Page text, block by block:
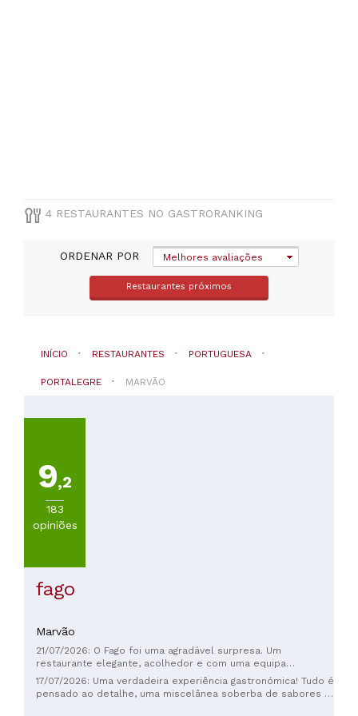
4 RESTAURANTES NO GASTRORANKING
ORDENAR POR Melhores avaliações
Restaurantes próximos
INÍCIO RESTAURANTES PORTUGUESA
PORTALEGRE MARVÃO
9,2
183
opiniões
fago
Marvão
21/07/2026: O Fago foi uma agradável surpresa. Um
restaurante elegante, acolhedor e com uma equipa
extremamente simpática e atenciosa. A verdadeira estrela é,
sem dúvida, a comida. Com uma carta simples e bem
pensada, assente em apenas três pratos principais —
17/07/2026: Uma verdadeira experiência gastronómica! Tudo é
pensado ao detalhe, uma miscelânea soberba de sabores e